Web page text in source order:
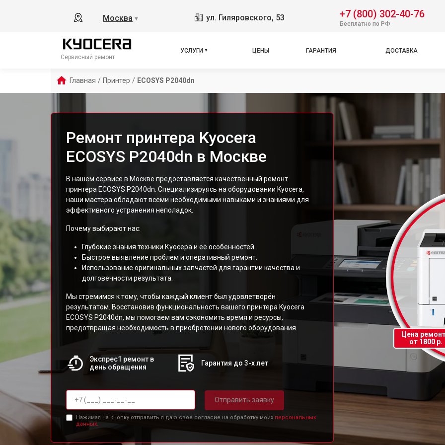
Москва ▼ ул. Гиляровского, 53 +7 (800) 302-40-76
Бесплатно по РФ
Сервисный ремонт
УСЛУГИ ЦЕНЫ ГАРАНТИЯ ДОСТАВКА
Главная / Принтер / ECOSYS P2040dn
Ремонт принтера Kyocera
ECOSYS P2040dn в Москве
В нашем сервисе в Москве предоставляется качественный ремонт
принтера ECOSYS P2040dn. Специализируясь на оборудовании Kyocera,
наши мастера обладают всеми необходимыми навыками и знаниями для
эффективного устранения неполадок.
Почему выбирают нас:
Глубокие знания техники Куосера и её особенностей.
Быстрое выявление проблем и оперативный ремонт.
Использование оригинальных запчастей для гарантии качества и
долговечности результата.
Мы стремимся к тому, чтобы каждый клиент был удовлетворён
результатом. Восстановив функциональность вашего принтера Kyocera
ECOSYS P2040dn, мы помогаем вам сэкономить время и ресурсы,
предотвращая необходимость в приобретении нового оборудования.
Экспрес1 ремонт в
день обращения
Гарантия до 3-х лет
Отправить заявку
Нажимая на кнопку отправить я даю свое согласие на обработку моих персональных
данных.
Цена
от 1800 р.